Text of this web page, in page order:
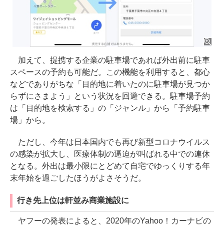
加えて、提携する企業の駐車場であれば外出前に駐車
スペースの予約も可能だ。この機能を利用すると、都心
などでありがちな「目的地に着いたのに駐車場が見つか
らずにさまよう」という状況を回避できる。駐車場予約
は「目的地を検索する」の「ジャンル」から「予約駐車
場」から。
ただし、今年は日本国内でも再び新型コロナウイルス
の感染が拡大し、医療体制の逼迫が叫ばれる中での連休
となる。外出は最小限にとどめて自宅でゆっくりする年
末年始を過ごしたほうがよさそうだ。
行き先上位は軒並み商業施設に
ヤフーの発表によると、2020年のYahoo！カーナビの